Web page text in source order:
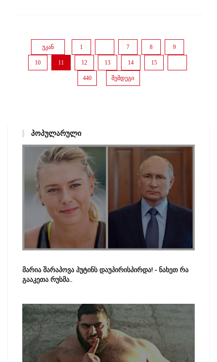
უკან 1 7 8 9
10 11 12 13 14 15
440 შემდეგი
ᲞᲝᲞᲣᲚᲐᲠᲣᲚᲘ
მარია შარაპოვა პუტინს დაუპირისპირდა! - ნახეთ რა
გააკეთა რუსმა..